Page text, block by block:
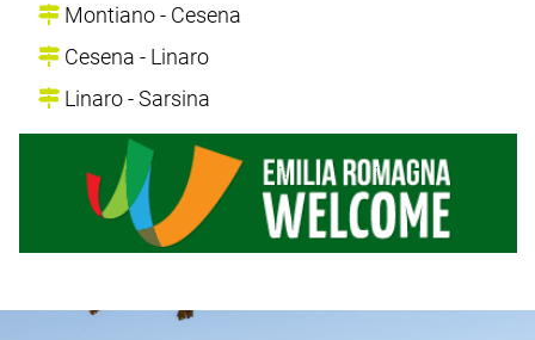
Montiano - Cesena
Cesena - Linaro
Linaro - Sarsina